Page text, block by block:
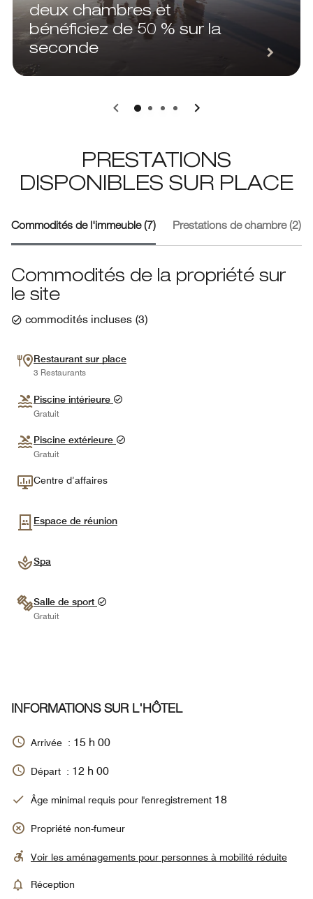
deux chambres et
bénéficiez de 50 % sur la
seconde
0 1 2 3
PRESTATIONS
DISPONIBLES SUR PLACE
Commodités de l'immeuble (7) Prestations de chambre (2)
Commodités de la propriété sur
le site
commodités incluses (3)
Restaurant sur place
3 Restaurants
Piscine intérieure
Gratuit
Piscine extérieure
Gratuit
Centre d’affaires
Espace de réunion
Spa
Salle de sport
Gratuit
INFORMATIONS SUR L'HÔTEL
Arrivée : 15 h 00
Départ : 12 h 00
Âge minimal requis pour l'enregistrement 18
Propriété non-fumeur
Voir les aménagements pour personnes à mobilité réduite
Réception